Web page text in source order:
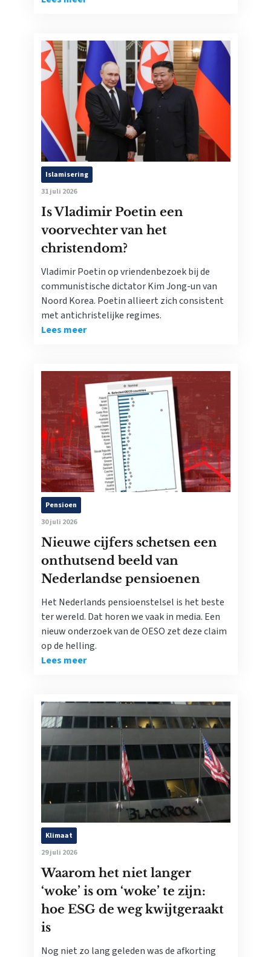
Islamisering
31 juli 2026
Is Vladimir Poetin een
voorvechter van het
christendom?
Vladimir Poetin op vriendenbezoek bij de
communistische dictator Kim Jong-un van
Noord Korea. Poetin allieert zich consistent
met antichristelijke regimes.
Lees meer
Pensioen
30 juli 2026
Nieuwe cijfers schetsen een
onthutsend beeld van
Nederlandse pensioenen
Het Nederlands pensioenstelsel is het beste
ter wereld. Dat horen we vaak in media. Een
nieuw onderzoek van de OESO zet deze claim
op de helling.
Lees meer
Klimaat
29 juli 2026
Waarom het niet langer
‘woke’ is om ‘woke’ te zijn:
hoe ESG de weg kwijtgeraakt
is
Nog niet zo lang geleden was de afkorting